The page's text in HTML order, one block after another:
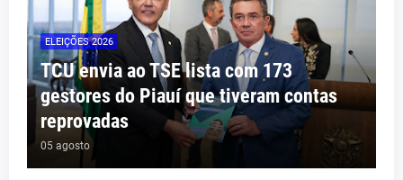
ELEIÇÕES 2026
TCU envia ao TSE lista com 173
gestores do Piauí que tiveram contas
reprovadas
05 agosto